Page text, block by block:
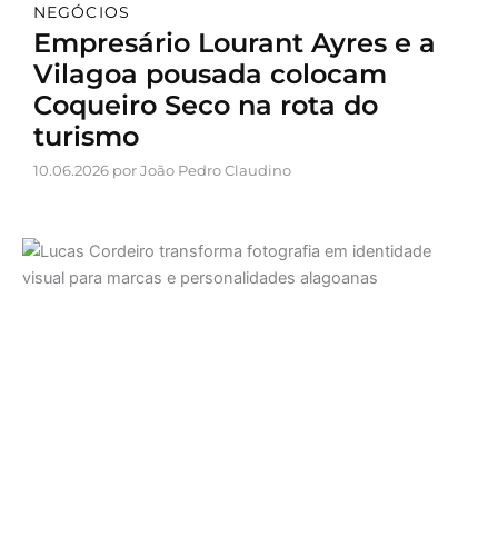
NEGÓCIOS
Empresário Lourant Ayres e a
Vilagoa pousada colocam
Coqueiro Seco na rota do
turismo
10.06.2026 por João Pedro Claudino